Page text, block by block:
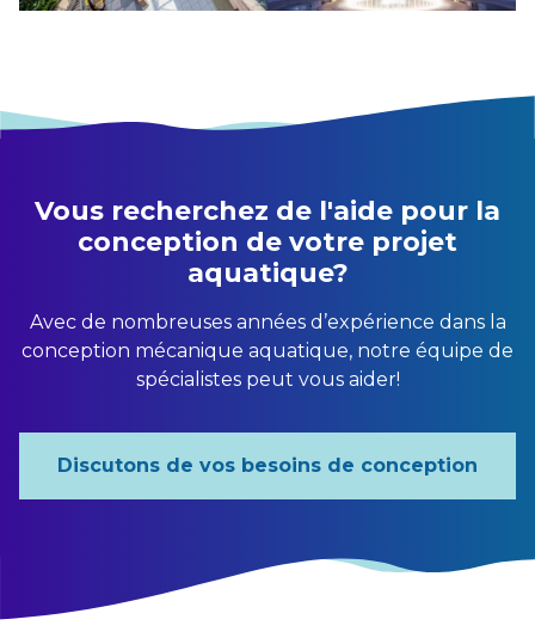
Vous recherchez de l'aide pour la
conception de votre projet
aquatique?
Avec de nombreuses années d’expérience dans la
conception mécanique aquatique, notre équipe de
spécialistes peut vous aider!
Discutons de vos besoins de conception